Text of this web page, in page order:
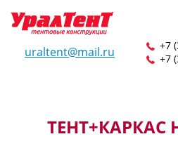
uraltent@mail.ru
+7
+7
ТЕНТ+КАРКАС